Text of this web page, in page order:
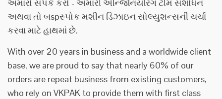
અમારો સંપર્ક કરો - અમારી એન્જિનિયરિંગ ટીમ સંશોધન
અથવા તો બspસ્પોક મશીન ડિઝાઇન સોલ્યુશન્સની ચર્ચા
કરવા માટે હાથમાં છે.
With over 20 years in business and a worldwide client
base, we are proud to say that nearly 60% of our
orders are repeat business from existing customers,
who rely on VKPAK to provide them with first class